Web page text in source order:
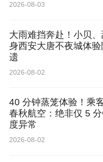
2026-08-03
大雨难挡奔赴！小贝
身西安大唐不夜城体
遗
2026-08-02
40 分钟蒸笼体验！乘
春秋航空：绝非仅 5
度异常
2026-08-02